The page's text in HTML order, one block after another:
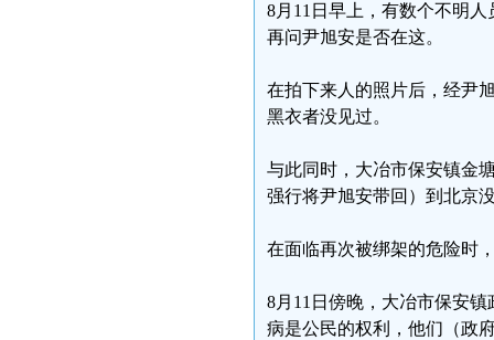
8月11日早上，有数个不明
再问尹旭安是否在这。
在拍下来人的照片后，经尹
黑衣者没见过。
与此同时，大冶市保安镇金
强行将尹旭安带回）到北京
在面临再次被绑架的危险时
8月11日傍晚，大冶市保安
病是公民的权利，他们（政